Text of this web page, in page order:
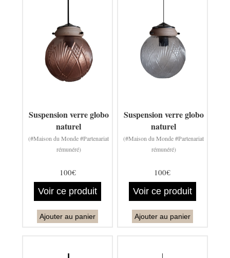
Suspension verre globo
naturel
(#Maison du Monde #Partenariat
rémunéré)
100€
Voir ce produit
Ajouter au panier
Suspension verre globo
naturel
(#Maison du Monde #Partenariat
rémunéré)
100€
Voir ce produit
Ajouter au panier